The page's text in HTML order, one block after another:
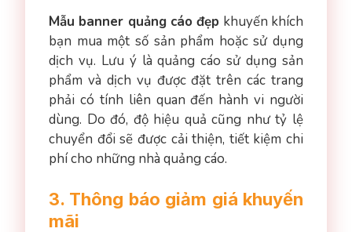
Mẫu banner quảng cáo đẹp khuyến khích
bạn mua một số sản phẩm hoặc sử dụng
dịch vụ. Lưu ý là quảng cáo sử dụng sản
phẩm và dịch vụ được đặt trên các trang
phải có tính liên quan đến hành vi người
dùng. Do đó, độ hiệu quả cũng như tỷ lệ
chuyển đổi sẽ được cải thiện, tiết kiệm chi
phí cho những nhà quảng cáo.
3. Thông báo giảm giá khuyến
mãi